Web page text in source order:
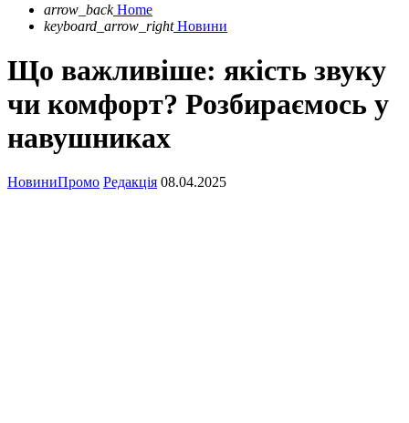
arrow_back Home
keyboard_arrow_right Новини
Що важливіше: якість звуку
чи комфорт? Розбираємось у
навушниках
НовиниПромо Редакція 08.04.2025